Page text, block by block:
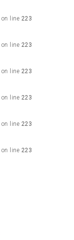
on line 223
on line 223
on line 223
on line 223
on line 223
on line 223